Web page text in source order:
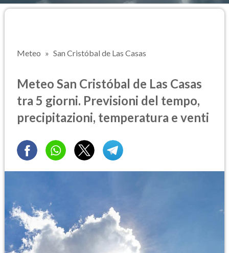
Meteo San Cristóbal de Las Casas
Meteo San Cristóbal de Las Casas
tra 5 giorni. Previsioni del tempo,
precipitazioni, temperatura e venti